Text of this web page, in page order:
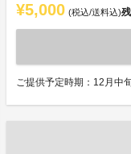
¥5,000 (税込/送料込)
ご提供予定時期：12月中